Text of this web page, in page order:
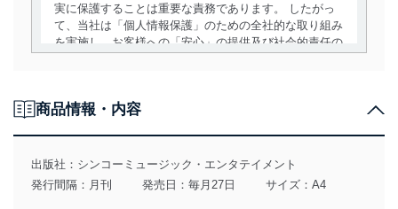
実に保護することは重要な責務であります。 したがっ
て、当社は「個人情報保護」のための全社的な取り組み
を実施し、お客様への「安心」の提供及び社会的責任の
用目的を明確にし、本人の同意を得たうえで利用目的の
達成に必要な範囲内で適法かつ公正な手段によって取
得・利用・提供を行います。また、当社が保有している
個人情報は、同意を得ずに目的外利用、第三者への提
商品情報・内容
出版社： シンコーミュージック・エンタテイメント
発行間隔：月刊
発売日：毎月27日 サイズ：A4